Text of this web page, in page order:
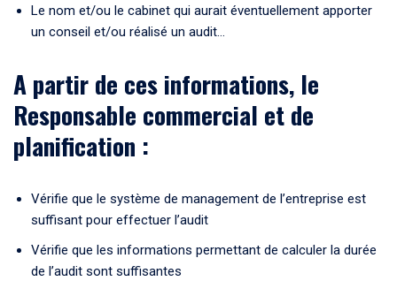
Le nom et/ou le cabinet qui aurait éventuellement apporter
un conseil et/ou réalisé un audit…
A partir de ces informations, le
Responsable commercial et de
planification :
Vérifie que le système de management de l’entreprise est
suffisant pour effectuer l’audit
Vérifie que les informations permettant de calculer la durée
de l’audit sont suffisantes